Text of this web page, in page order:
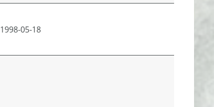
1998-05-18